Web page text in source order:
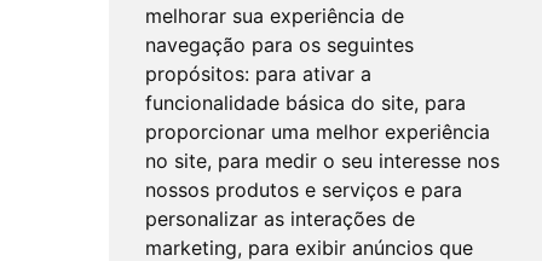
melhorar sua experiência de
navegação para os seguintes
propósitos: para ativar a
funcionalidade básica do site, para
proporcionar uma melhor experiência
no site, para medir o seu interesse nos
nossos produtos e serviços e para
personalizar as interações de
marketing, para exibir anúncios que